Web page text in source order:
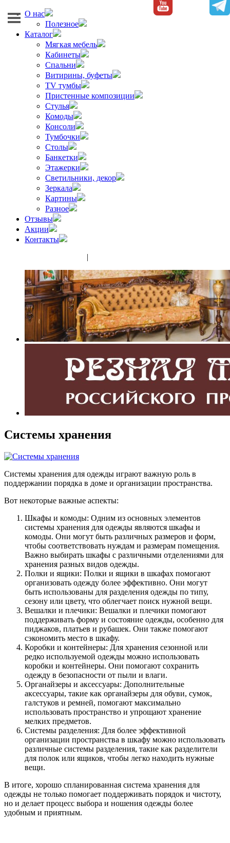
О нас
Полезное
Каталог
Мягкая мебель
Кабинеты
Спальни
Витирины, буфеты
TV тумбы
Пристенные композиции
Стулья
Комоды
Консоли
Тумбочки
Столы
Банкетки
Этажерки
Светильники, декор
Зеркала
Картины
Разное
Отзывы
Акции
Контакты
|
Системы хранения
Системы хранения для одежды играют важную роль в
поддержании порядка в доме и организации пространства.
Вот некоторые важные аспекты:
Шкафы и комоды: Одним из основных элементов
системы хранения для одежды являются шкафы и
комоды. Они могут быть различных размеров и форм,
чтобы соответствовать нуждам и размерам помещения.
Важно выбирать шкафы с различными отделениями для
хранения разных видов одежды.
Полки и ящики: Полки и ящики в шкафах помогают
организовать одежду более эффективно. Они могут
быть использованы для разделения одежды по типу,
сезону или цвету, что облегчает поиск нужной вещи.
Вешалки и плечики: Вешалки и плечики помогают
поддерживать форму и состояние одежды, особенно для
пиджаков, платьев и рубашек. Они также помогают
сэкономить место в шкафу.
Коробки и контейнеры: Для хранения сезонной или
редко используемой одежды можно использовать
коробки и контейнеры. Они помогают сохранить
одежду в безопасности от пыли и влаги.
Органайзеры и аксессуары: Дополнительные
аксессуары, такие как органайзеры для обуви, сумок,
галстуков и ремней, помогают максимально
использовать пространство и упрощают хранение
мелких предметов.
Системы разделения: Для более эффективной
организации пространства в шкафу можно использовать
различные системы разделения, такие как разделители
для полок или ящиков, чтобы легко находить нужные
вещи.
В итоге, хорошо спланированная система хранения для
одежды не только помогает поддерживать порядок и чистоту,
но и делает процесс выбора и ношения одежды более
удобным и приятным.